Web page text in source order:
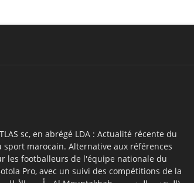
sc, en abrégé LDA : Actualité récente du
marocain. Alternative aux références
les footballeurs de l'équipe nationale du
Pro, avec un suivi des compétitions de la